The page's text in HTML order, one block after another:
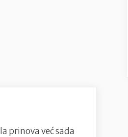
prinova već sada